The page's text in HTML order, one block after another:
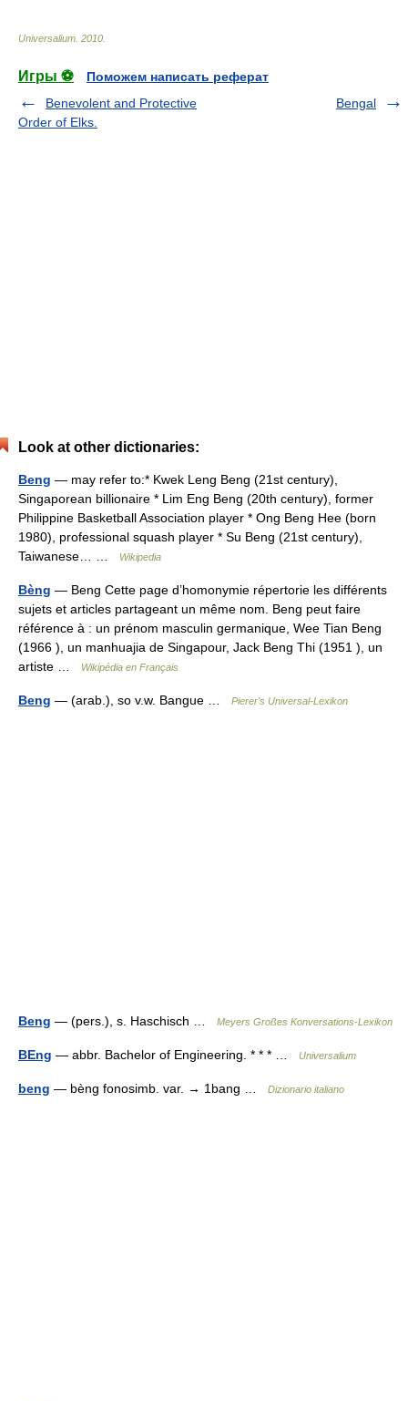
Universalium 2010
Игры ⚽
Поможем написать реферат
Benevolent and Protective
Order of Elks.
Bengal
Look at other dictionaries:
Beng — may refer to:* Kwek Leng Beng (21st century),
Singaporean billionaire * Lim Eng Beng (20th century), former
Philippine Basketball Association player * Ong Beng Hee (born
1980), professional squash player * Su Beng (21st century),
Taiwanese… …
Wikipedia
Bèng — Beng Cette page d’homonymie répertorie les différents
sujets et articles partageant un même nom. Beng peut faire
référence à : un prénom masculin germanique, Wee Tian Beng
(1966 ), un manhuajia de Singapour, Jack Beng Thi (1951 ), un
artiste …
Wikipédia en Français
Beng — (arab.), so v.w. Bangue … Pierer's Universal-Lexikon
Beng — (pers.), s. Haschisch … Meyers Großes Konversations-Lexikon
BEng — abbr. Bachelor of Engineering. * * * … Universalium
beng — bèng fonosimb. var. → 1bang … Dizionario italiano